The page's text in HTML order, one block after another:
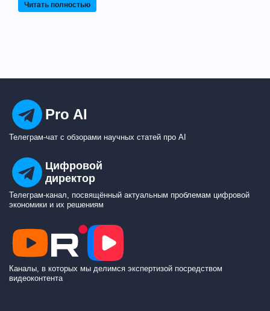
Читать полностью
Pro AI
Телеграм-чат с обзорами научных статей про AI
Цифровой
директор
Телеграм-канал, посвящённый актуальным проблемам цифровой
экономики и их решениям
Каналы, в которых мы делимся экспертизой посредством
видеоконтента